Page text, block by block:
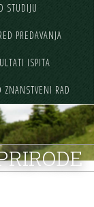
UPISI
STUDIJ
STUDIJU
PREDAVANJA
ISPITA
ZNANSTVENI RAD